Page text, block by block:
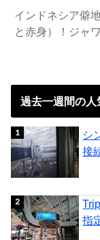
インドネシア僻
と赤身）！ジャ
過去一週間の人
シ
接
指